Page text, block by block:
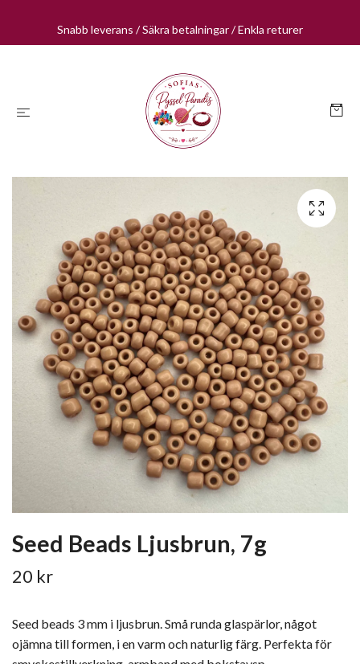
Snabb leverans / Säkra betalningar / Enkla returer
Seed Beads Ljusbrun, 7g
20 kr
Seed beads 3 mm i ljusbrun. Små runda glaspärlor, något
ojämna till formen, i en varm och naturlig färg. Perfekta för